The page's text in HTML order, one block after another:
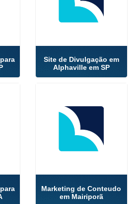
Site de Divulgação em
Alphaville em SP
Marketing de Conteudo
em Mairiporã